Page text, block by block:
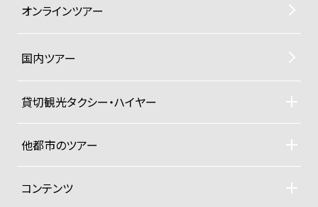
オンラインツアー
国内ツアー
貸切観光タクシー・ハイヤー
貸切観光タクシー・ハイヤーTOP
車両ラインナップと料金
他都市のツアー
札幌観光タクシーツアー
東京観光タクシーツアー
コンテンツ